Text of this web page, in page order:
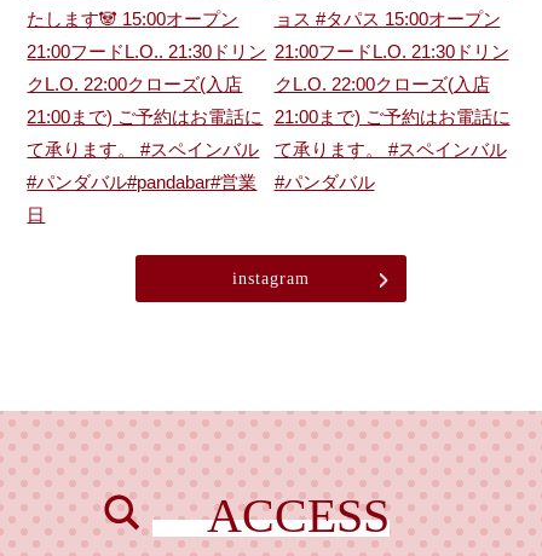
instagram
ACCESS